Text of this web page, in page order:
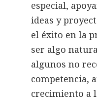
especial,
ideas y
el éxito en la
ser algo
algunos no
competencia,
crecimiento a